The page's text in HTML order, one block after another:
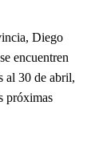
Diego
encuentren
al 30 de abril,
próximas